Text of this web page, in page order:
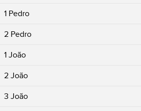
1 Pedro
2 Pedro
1 João
2 João
3 João